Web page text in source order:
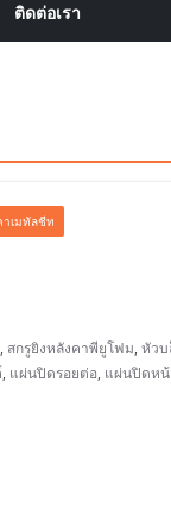
ติดต่อเรา
เมทัลชีท
, สกรูยิงหลังคาพียูโฟม, หัวบ
, แผ่นปิดรอยต่อ, แผ่นปิดห